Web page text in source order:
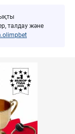
талдау және